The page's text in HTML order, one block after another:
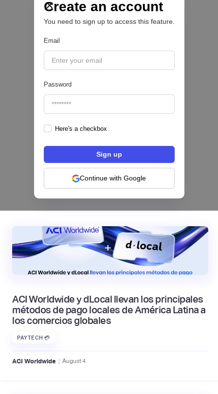
Create an account
You need to sign up to access this feature.
Email
Password
Here's a checkbox
Continue with Google
del sector financiero
Sofía Neira Gómez
Los bancos se están dividiendo en dos
categorías frente a la IA | Mambu
ACI Worldwide y dLocal llevan los principales
métodos de pago locales de América Latina a
los comercios globales
PAYTECH 💳
ACI Worldwide | August4